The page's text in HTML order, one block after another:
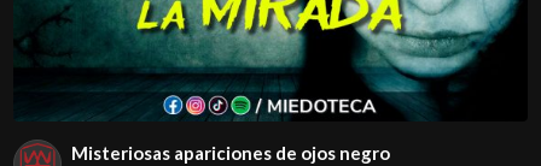
Misteriosas apariciones de ojos negro